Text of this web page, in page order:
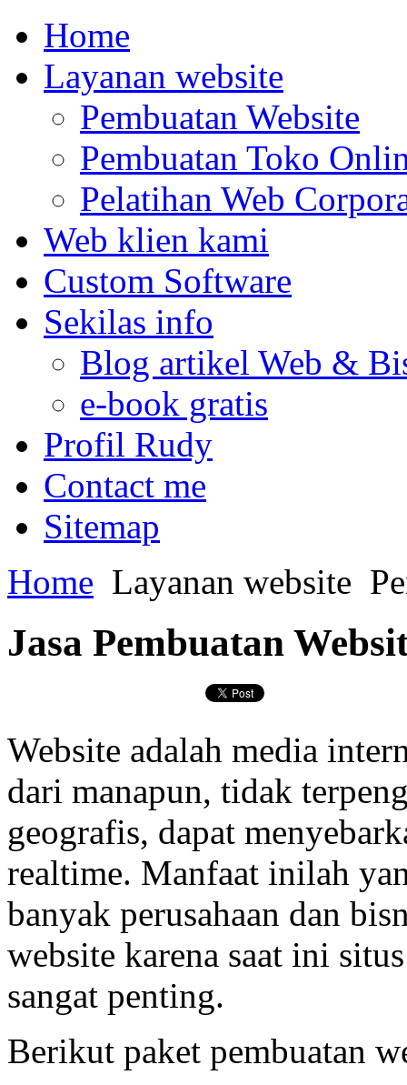
Home
Layanan website
Pembuatan Website
Pembuatan Toko
Pelatihan Web
Web klien kami
Custom Software
Sekilas info
Blog artikel Web &
e-book gratis
Profil Rudy
Contact me
Sitemap
Home Layanan website
Jasa Pembuatan
Website adalah media
dari manapun, tidak
geografis, dapat
realtime. Manfaat inilah
banyak perusahaan dan
website karena saat ini
sangat penting.
Berikut paket pembuatan